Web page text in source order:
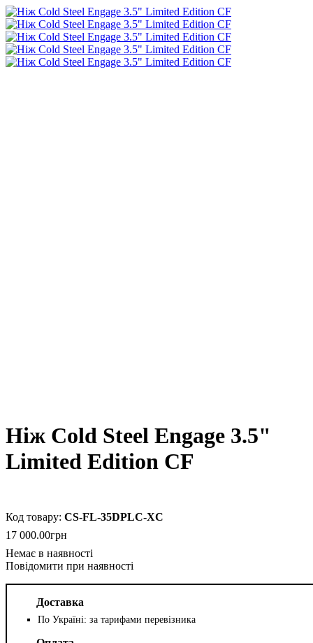
Ніж Cold Steel Engage 3.5"
Limited Edition CF
CS-FL-35DPLC-XC
17 000.00грн
Повідомити при наявності
Доставка
По Україні: за тарифами перевізника